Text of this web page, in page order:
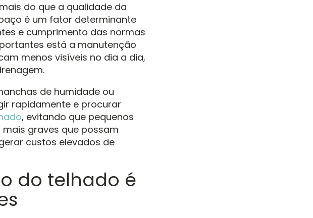
do que a qualidade da
é um fator determinante
e cumprimento das normas
está a manutenção
menos visíveis no dia a dia,
de humidade ou
rapidamente e procurar
, evitando que pequenos
graves que possam
custos elevados de
do telhado é